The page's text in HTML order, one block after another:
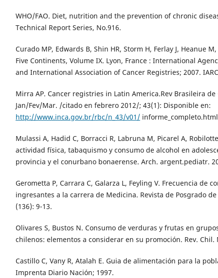
WHO/FAO. Diet, nutrition and the prevention of chronic
Technical Report Series, No.916.
Curado MP, Edwards B, Shin HR, Storm H, Ferlay J, Heanue
Five Continents, Volume IX. Lyon, France : International
and International Association of Cancer Registries; 2007.
Mirra AP. Cancer registries in Latin America.Rev Brasileira
Jan/Fev/Mar. /citado en febrero 2012/; 43(1): Disponible en:
http://www.inca.gov.br/rbc/n_43/v01/
Mulassi A, Hadid C, Borracci R, Labruna M, Picarel A,
actividad física, tabaquismo y consumo de alcohol en
provincia y el conurbano bonaerense. Arch. argent.pediatr.
Gerometta P, Carrara C, Galarza L, Feyling V. Frecuencia de
ingresantes a la carrera de Medicina. Revista de Posgrado
(136): 9-13.
Olivares S, Bustos N. Consumo de verduras y frutas en
chilenos: elementos a considerar en su promoción. Rev. Chil.
Castillo C, Vany R, Atalah E. Guia de alimentación para la
Imprenta Diario Nación; 1997.